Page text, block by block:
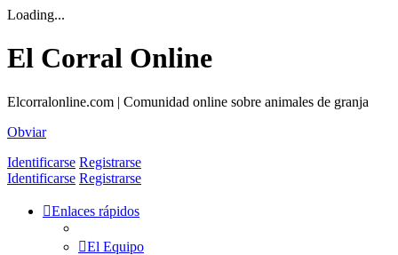
Loading...
El Corral Online
Elcorralonline.com | Comunidad online sobre animales de granja
Obviar
Identificarse Registrarse
Identificarse Registrarse
Enlaces rápidos
El Equipo